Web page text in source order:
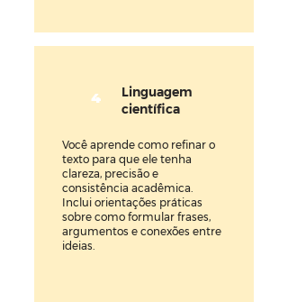
4
Linguagem
científica
Você aprende como refinar o
texto para que ele tenha
clareza, precisão e
consistência acadêmica.
Inclui orientações práticas
sobre como formular frases,
argumentos e conexões entre
ideias.